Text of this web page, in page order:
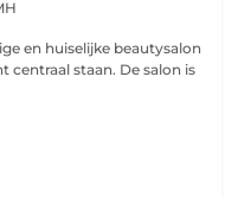
en huiselijke beautysalon
centraal staan. De salon is